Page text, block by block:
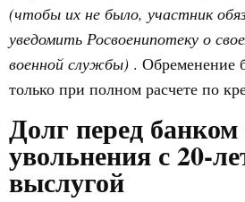
(чтобы их не было, участник
уведомить Росвоенипотеку о
военной службы) . Обременение
только при полном расчете по
Долг перед банком
увольнения с 20-
выслугой